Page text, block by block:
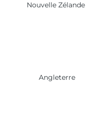
Nouvelle Zélande
Angleterre